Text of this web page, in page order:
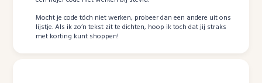
Mocht je code tóch niet werken, probeer dan een andere uit ons
lijstje. Als ik zo’n tekst zit te dichten, hoop ik toch dat jij straks
met korting kunt shoppen!